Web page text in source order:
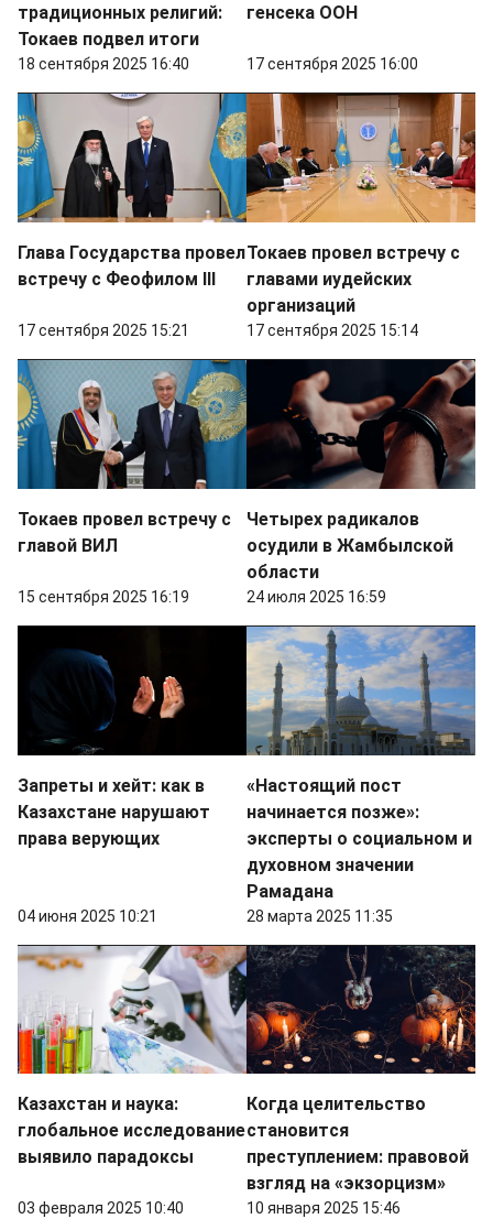
традиционных религий:
Токаев подвел итоги
18 сентября 2025 16:40
генсека ООН
17 сентября 2025 16:00
Глава Государства провел
встречу с Феофилом III
17 сентября 2025 15:21
Токаев провел встречу с
главами иудейских
организаций
17 сентября 2025 15:14
Токаев провел встречу с
главой ВИЛ
15 сентября 2025 16:19
Четырех радикалов
осудили в Жамбылской
области
24 июля 2025 16:59
Запреты и хейт: как в
Казахстане нарушают
права верующих
04 июня 2025 10:21
«Настоящий пост
начинается позже»:
эксперты о социальном и
духовном значении
Рамадана
28 марта 2025 11:35
Казахстан и наука:
глобальное исследование
выявило парадоксы
03 февраля 2025 10:40
Когда целительство
становится
преступлением: правовой
взгляд на «экзорцизм»
10 января 2025 15:46